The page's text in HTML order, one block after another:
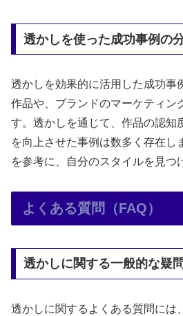
透かしを使った成功事例の
透かしを効果的に活用した成功事
作品や、ブランドのマーケティン
す。透かしを通じて、作品の認知
を向上させた事例は数多く存在し
を参考に、自分のスタイルを見つ
よくある質問（FAQ）
透かしに関する一般的な疑
透かしに関するよくある質問には